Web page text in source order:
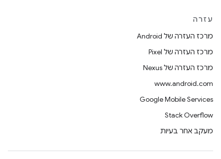
עזרה
מרכז העזרה של Android
מרכז העזרה של Pixel
מרכז העזרה של Nexus
www.android.com
Google Mobile Services
Stack Overflow
מעקב אחר בעיות